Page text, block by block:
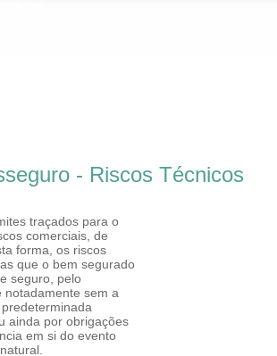
- Riscos Técnicos
traçados para o
comerciais, de
forma, os riscos
que o bem segurado
seguro, pelo
sem a
ainda por obrigações
em si do evento